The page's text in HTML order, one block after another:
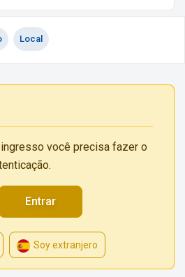
Local
você precisa fazer o
Entrar
Soy extranjero